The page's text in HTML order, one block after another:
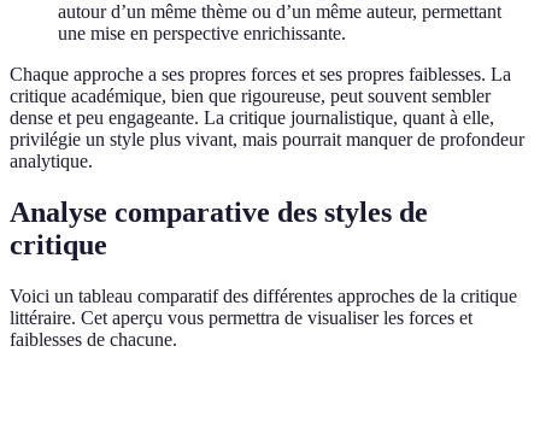
autour d’un même thème ou d’un même auteur, permettant
une mise en perspective enrichissante.
Chaque approche a ses propres forces et ses propres faiblesses. La
critique académique, bien que rigoureuse, peut souvent sembler
dense et peu engageante. La critique journalistique, quant à elle,
privilégie un style plus vivant, mais pourrait manquer de profondeur
analytique.
Analyse comparative des styles de
critique
Voici un tableau comparatif des différentes approches de la critique
littéraire. Cet aperçu vous permettra de visualiser les forces et
faiblesses de chacune.